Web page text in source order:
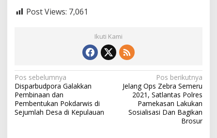
Post Views: 7,061
Ikuti Kami
N
a
v
i
Pos sebelumnya
Disparbudpora Galakkan
Pembinaan dan
Pembentukan Pokdarwis di
Sejumlah Desa di Kepulauan
Pos berikutnya
Jelang Ops Zebra Semeru
2021, Satlantas Polres
Pamekasan Lakukan
Sosialisasi Dan Bagikan
Brosur